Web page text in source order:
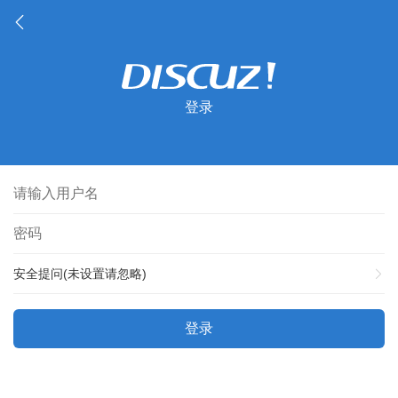
登录
安全提问(未设置请忽略)
登录